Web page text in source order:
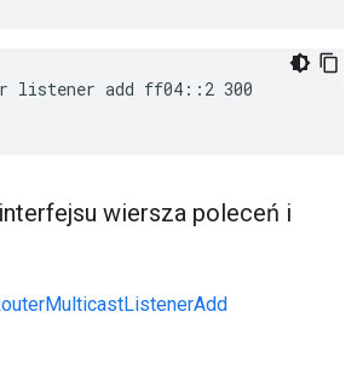
listener add ff04::2 300
wiersza poleceń i